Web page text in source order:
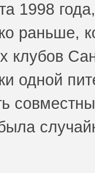
1998
клубов
одной